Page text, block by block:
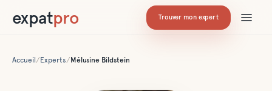
expatpro Trouver mon expert
Accueil / Experts/ Mélusine Bildstein